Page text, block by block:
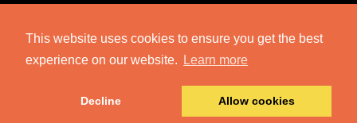
This website uses cookies to ensure you get the best
experience on our website.
Learn more
Decline Allow cookies